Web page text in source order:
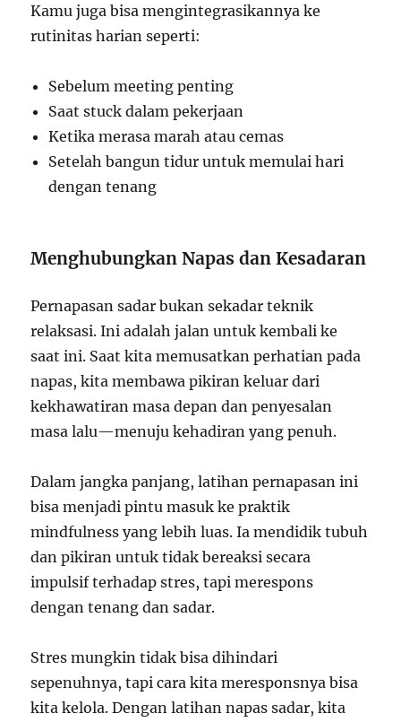
Kamu juga bisa mengintegrasikannya ke
rutinitas harian seperti:
Sebelum meeting penting
Saat stuck dalam pekerjaan
Ketika merasa marah atau cemas
Setelah bangun tidur untuk memulai hari
dengan tenang
Menghubungkan Napas dan Kesadaran
Pernapasan sadar bukan sekadar teknik
relaksasi. Ini adalah jalan untuk kembali ke
saat ini. Saat kita memusatkan perhatian pada
napas, kita membawa pikiran keluar dari
kekhawatiran masa depan dan penyesalan
masa lalu—menuju kehadiran yang penuh.
Dalam jangka panjang, latihan pernapasan ini
bisa menjadi pintu masuk ke praktik
mindfulness yang lebih luas. Ia mendidik tubuh
dan pikiran untuk tidak bereaksi secara
impulsif terhadap stres, tapi merespons
dengan tenang dan sadar.
Stres mungkin tidak bisa dihindari
sepenuhnya, tapi cara kita meresponsnya bisa
kita kelola. Dengan latihan napas sadar, kita